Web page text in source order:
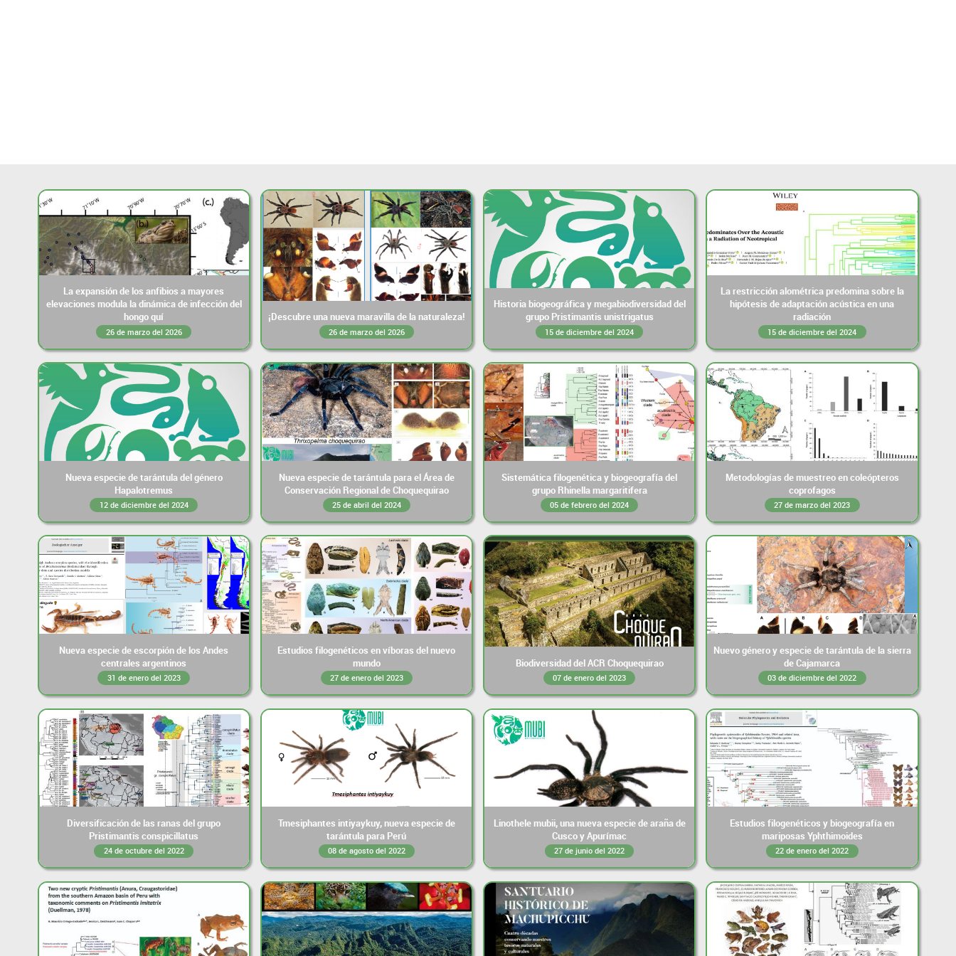
La expansión de los anfibios a mayores
elevaciones modula la dinámica de infección del
hongo quí
26 de marzo del 2026
¡Descubre una nueva maravilla de la naturaleza!
26 de marzo del 2026
Historia biogeográfica y megabiodiversidad del
grupo Pristimantis unistrigatus
15 de diciembre del 2024
La restricción alométrica predomina sobre la
hipótesis de adaptación acústica en una
radiación
15 de diciembre del 2024
Nueva especie de tarántula del género
Hapalotremus
12 de diciembre del 2024
Nueva especie de tarántula para el Área de
Conservación Regional de Choquequirao
25 de abril del 2024
Sistemática filogenética y biogeografía del
grupo Rhinella margaritifera
05 de febrero del 2024
Metodologías de muestreo en coleópteros
coprofagos
27 de marzo del 2023
Nueva especie de escorpión de los Andes
centrales argentinos
31 de enero del 2023
Estudios filogenéticos en víboras del nuevo
mundo
27 de enero del 2023
Biodiversidad del ACR Choquequirao
07 de enero del 2023
Nuevo género y especie de tarántula de la sierra
de Cajamarca
03 de diciembre del 2022
Diversificación de las ranas del grupo
Pristimantis conspicillatus
24 de octubre del 2022
Tmesiphantes intiyaykuy, nueva especie de
tarántula para Perú
08 de agosto del 2022
Linothele mubii, una nueva especie de araña de
Cusco y Apurímac
27 de junio del 2022
Estudios filogenéticos y biogeografía en
mariposas Yphthimoides
22 de enero del 2022